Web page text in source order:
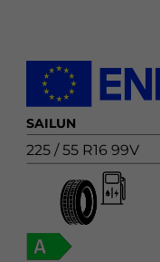
SAILUN
225 / 55 R16 99V